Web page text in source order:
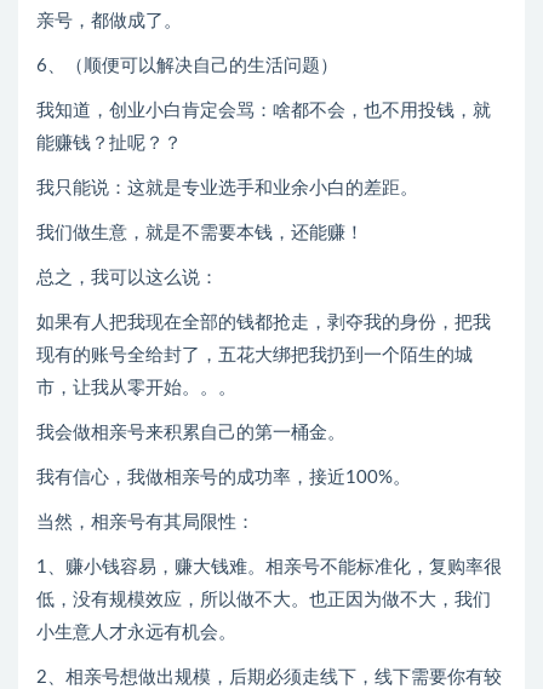
亲号，都做成了。
6、（顺便可以解决自己的生活问题）
我知道，创业小白肯定会骂：啥都不会，也不用投钱，就
能赚钱？扯呢？？
我只能说：这就是专业选手和业余小白的差距。
我们做生意，就是不需要本钱，还能赚！
总之，我可以这么说：
如果有人把我现在全部的钱都抢走，剥夺我的身份，把我
现有的账号全给封了，五花大绑把我扔到一个陌生的城
市，让我从零开始。。。
我会做相亲号来积累自己的第一桶金。
我有信心，我做相亲号的成功率，接近100%。
当然，相亲号有其局限性：
1、赚小钱容易，赚大钱难。相亲号不能标准化，复购率很
低，没有规模效应，所以做不大。也正因为做不大，我们
小生意人才永远有机会。
2、相亲号想做出规模，后期必须走线下，线下需要你有较